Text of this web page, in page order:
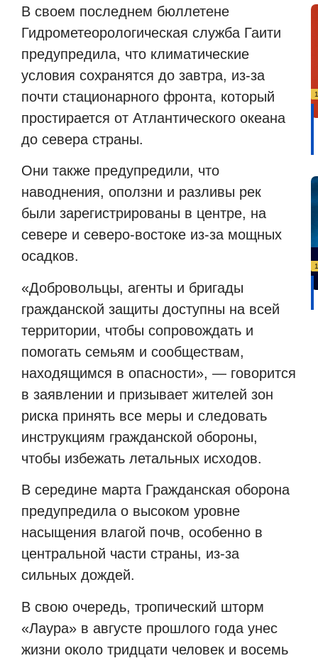
В своем последнем бюллетене
Гидрометеорологическая служба Гаити
предупредила, что климатические
условия сохранятся до завтра, из-за
почти стационарного фронта, который
простирается от Атлантического океана
до севера страны.
Они также предупредили, что
наводнения, оползни и разливы рек
были зарегистрированы в центре, на
севере и северо-востоке из-за мощных
осадков.
«Добровольцы, агенты и бригады
гражданской защиты доступны на всей
территории, чтобы сопровождать и
помогать семьям и сообществам,
находящимся в опасности», — говорится
в заявлении и призывает жителей зон
риска принять все меры и следовать
инструкциям гражданской обороны,
чтобы избежать летальных исходов.
В середине марта Гражданская оборона
предупредила о высоком уровне
насыщения влагой почв, особенно в
центральной части страны, из-за
сильных дождей.
В свою очередь, тропический шторм
«Лаура» в августе прошлого года унес
жизни около тридцати человек и восемь